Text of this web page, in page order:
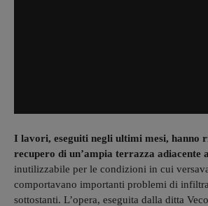
I lavori, eseguiti negli ultimi mesi, hanno
recupero di un’ampia terrazza adiacente
inutilizzabile per le condizioni in cui
comportavano importanti problemi di
sottostanti. L’opera, eseguita dalla ditta